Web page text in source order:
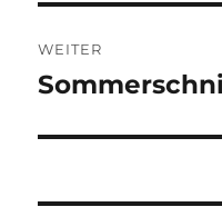
WEITER
Nächster